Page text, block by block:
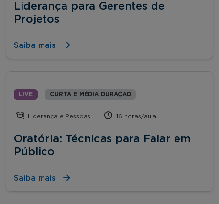
Liderança para Gerentes de
Projetos
Saiba mais
LIVE CURTA E MÉDIA DURAÇÃO
Liderança e Pessoas 16 horas/aula
Oratória: Técnicas para Falar em
Público
Saiba mais